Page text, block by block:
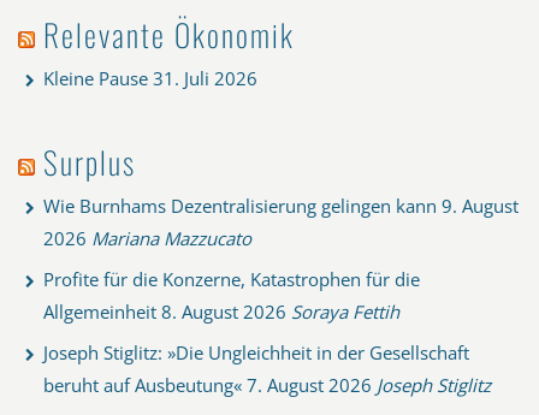
Relevante Ökonomik
Kleine Pause 31. Juli 2026
Surplus
Wie Burnhams Dezentralisierung gelingen kann 9. August
2026 Mariana Mazzucato
Profite für die Konzerne, Katastrophen für die
Allgemeinheit 8. August 2026 Soraya Fettih
Joseph Stiglitz: »Die Ungleichheit in der Gesellschaft
beruht auf Ausbeutung« 7. August 2026 Joseph Stiglitz